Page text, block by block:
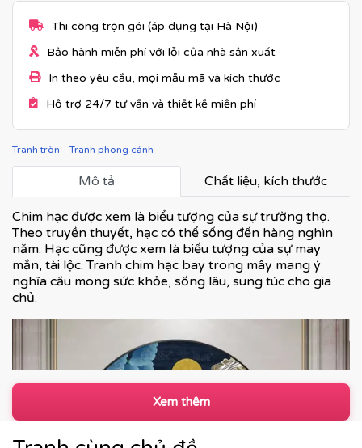
Thi công trọn gói (áp dụng tại Hà Nội)
Bảo hành miễn phí với lỗi của nhà sản xuất
In theo yêu cầu, mọi mẫu mã và kích thước
Hỗ trợ 24/7 tư vấn và thiết kế miễn phí
Tranh tròn Tranh phong cảnh
Mô tả Chất liệu, kích thước
Chim hạc được xem là biểu tượng của sự trường thọ.
Theo truyền thuyết, hạc có thể sống đến hàng nghìn
năm. Hạc cũng được xem là biểu tượng của sự may
mắn, tài lộc. Tranh chim hạc bay trong mây mang ý
nghĩa cầu mong sức khỏe, sống lâu, sung túc cho gia
chủ.
Xem thêm